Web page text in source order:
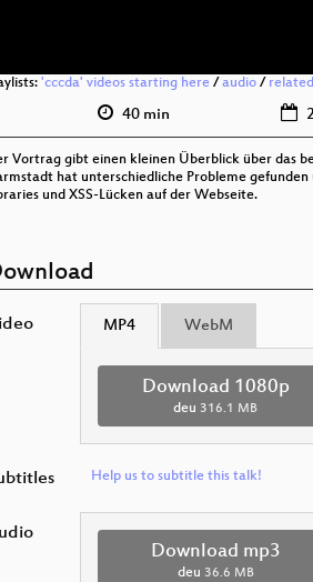
'cccda' videos starting here / audio /
40 min
Vortrag gibt einen kleinen Überblick über das
hat unterschiedliche Probleme
und XSS-Lücken auf der Webseite.
MP4 WebM
Download 1080p
deu 316.1 MB
Help us to subtitle this talk!
Download mp3
deu 36.6 MB